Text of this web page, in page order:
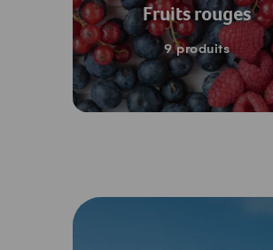
Fruits rouges
9 produits